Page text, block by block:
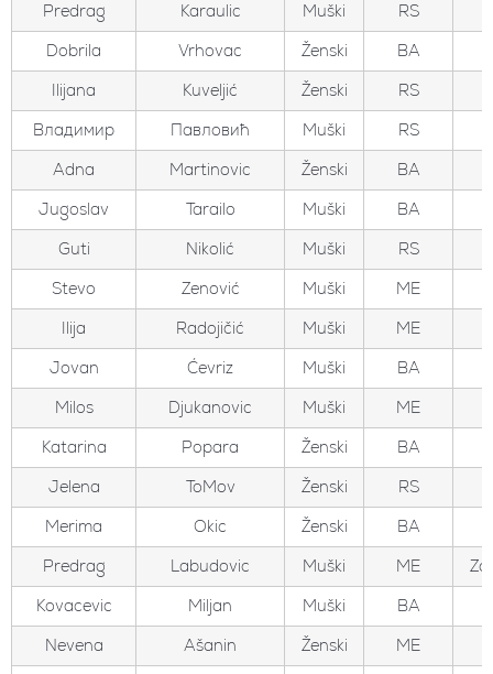
Predrag
Karaulic Muški
RS
Dobrila
Vrhovac Ženski
BA
Ilijana
Kuveljić Ženski
RS
Владимир
Павловић Muški
RS
Adna
Martinovic Ženski
BA
Jugoslav
Tarailo Muški
BA
Guti
Nikolić Muški
RS
Stevo
Zenović Muški
ME
Ilija
Radojičić Muški
ME
Jovan
Ćevriz Muški
BA
Milos
Djukanovic Muški
ME
Katarina
Popara Ženski
BA
Jelena
ToMov Ženski
RS
Merima
Okic Ženski
BA
Predrag
Labudovic Muški ME
Kovacevic
Miljan Muški
BA
Nevena
Ašanin Ženski
ME